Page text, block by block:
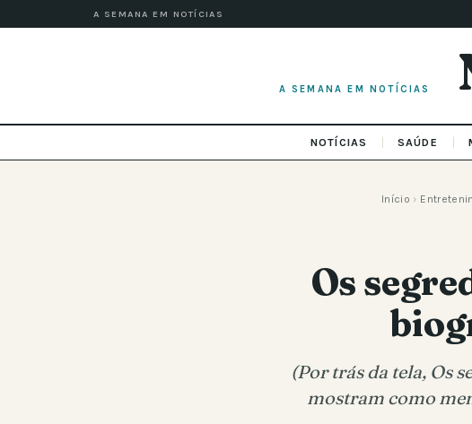
A SEMANA EM NOTÍCIAS
A SEMANA EM NOTÍCIAS
NOTÍCIAS SAÚDE
Início ›
Os
(Por trás da tela, Os
mostram como